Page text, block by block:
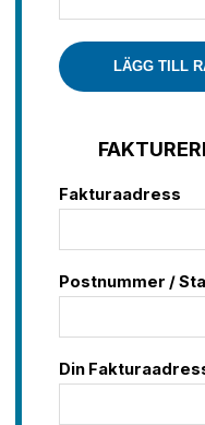
LÄGG TILL
Fakturaadress
Postnummer /
Din